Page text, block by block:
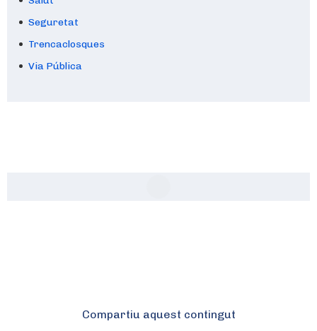
Seguretat
Trencaclosques
Via Pública
Compartiu aquest contingut